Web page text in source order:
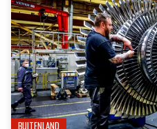
BUITENLAND